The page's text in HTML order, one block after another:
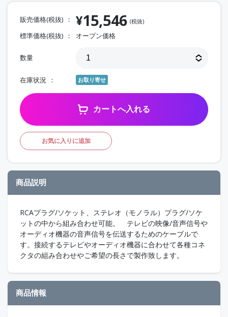
販売価格(税抜) ¥15,546 (税抜)
標準価格(税抜) オープン価格
数量
在庫状況 お取り寄せ
カートへ入れる
お気に入りに追加
商品説明
RCAプラグ/ソケット、ステレオ（モノラル）プラグ/ソケ
ットの中から組み合わせ可能。 テレビの映像/音声信号や
オーディオ機器の音声信号を伝送するためのケーブルで
す。接続するテレビやオーディオ機器に合わせて各種コネ
クタの組み合わせやご希望の長さで製作致します。
商品情報